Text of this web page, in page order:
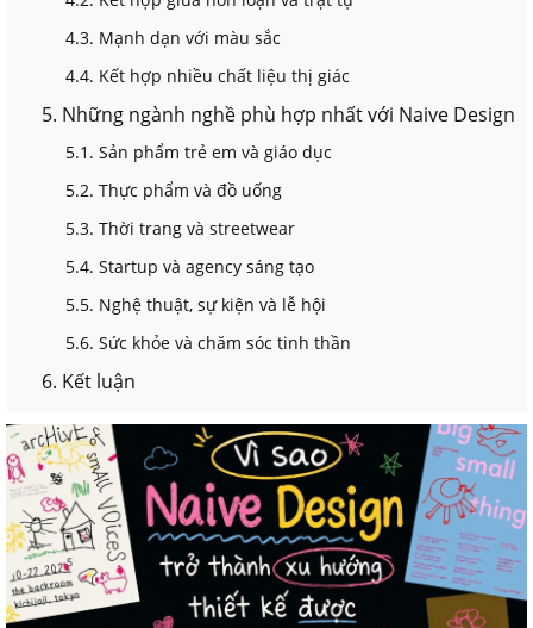
4.3. Mạnh dạn với màu sắc
4.4. Kết hợp nhiều chất liệu thị giác
5. Những ngành nghề phù hợp nhất với Naive Design
5.1. Sản phẩm trẻ em và giáo dục
5.2. Thực phẩm và đồ uống
5.3. Thời trang và streetwear
5.4. Startup và agency sáng tạo
5.5. Nghệ thuật, sự kiện và lễ hội
5.6. Sức khỏe và chăm sóc tinh thần
6. Kết luận